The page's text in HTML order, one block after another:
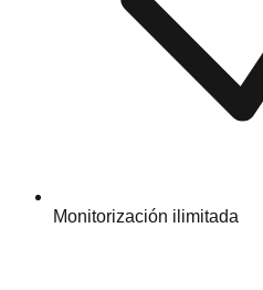
Monitorización ilimitada